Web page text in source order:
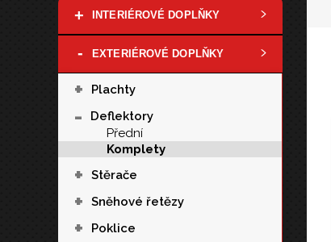
+ INTERIÉROVÉ DOPLŇKY
- EXTERIÉROVÉ DOPLŇKY
+ Plachty
-
Deflektory
Přední
Komplety
+ Stěrače
+ Sněhové řetězy
+ Poklice